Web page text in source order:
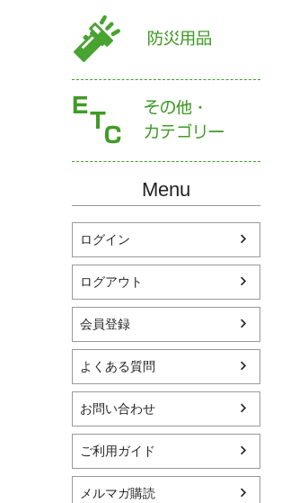
Menu
ログイン
ログアウト
会員登録
よくある質問
お問い合わせ
ご利用ガイド
メルマガ購読